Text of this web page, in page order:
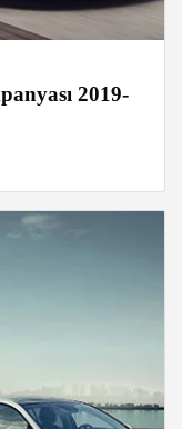
2019-